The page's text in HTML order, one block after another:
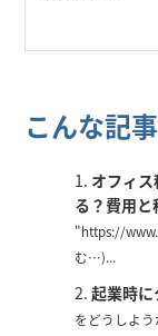
こんな記
オフィ
る？費用
"https://
む…)...
起業時
をどうしよ